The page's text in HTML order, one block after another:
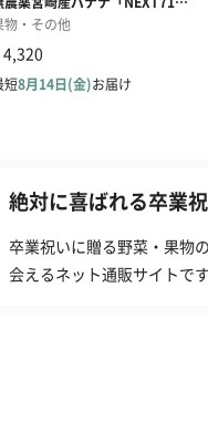
絶対に喜ばれる卒業
卒業祝いに贈る野菜・果物
会えるネット通販サイトで